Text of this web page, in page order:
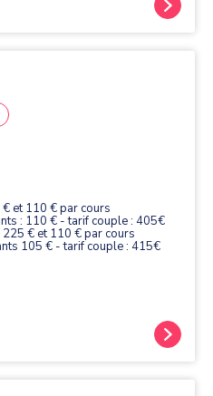
et 110 € par cours
: 110 € - tarif couple : 405€
€ et 110 € par cours
105 € - tarif couple : 415€